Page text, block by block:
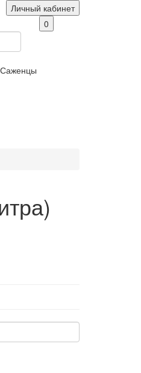
Личный кабинет
0
Саженцы